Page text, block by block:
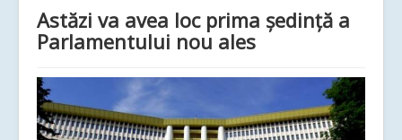
Astăzi va avea loc prima ședință a
Parlamentului nou ales